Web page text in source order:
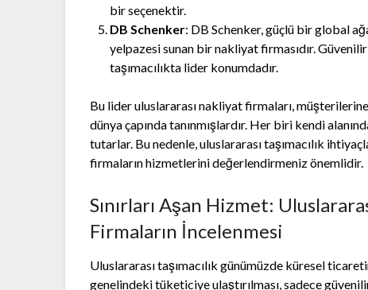
bir seçenektir.
DB Schenker: DB Schenker, güçlü bir global
yelpazesi sunan bir nakliyat firmasıdır.
taşımacılıkta lider konumdadır.
Bu lider uluslararası nakliyat firmaları,
dünya çapında tanınmışlardır. Her biri kendi
tutarlar. Bu nedenle, uluslararası taşımacılık
firmaların hizmetlerini değerlendirmeniz önemlidir.
Sınırları Aşan Hizmet:
Firmaların İncelenmesi
Uluslararası taşımacılık günümüzde küresel
genelindeki tüketiciye ulaştırılması, sadece